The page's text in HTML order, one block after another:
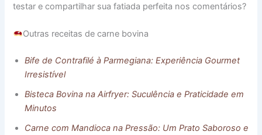
testar e compartilhar sua fatiada perfeita nos comentários?
Outras receitas de carne bovina
Bife de Contrafilé à Parmegiana: Experiência Gourmet
Irresistível
Bisteca Bovina na Airfryer: Suculência e Praticidade em
Minutos
Carne com Mandioca na Pressão: Um Prato Saboroso e